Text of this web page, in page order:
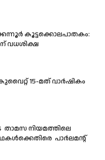
കൂട്ടക്കൊലപാതകം:
വധശിക്ഷ
15-മത് വാർഷികം
താമസ നിയമത്തിലെ
പാർലമന്റ്‌